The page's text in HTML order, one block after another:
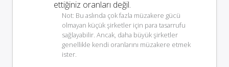
ettiğiniz oranları değil.
Not: Bu aslında çok fazla müzakere gücü
olmayan küçük şirketler için para tasarrufu
sağlayabilir. Ancak, daha büyük şirketler
genellikle kendi oranlarını müzakere etmek
ister.